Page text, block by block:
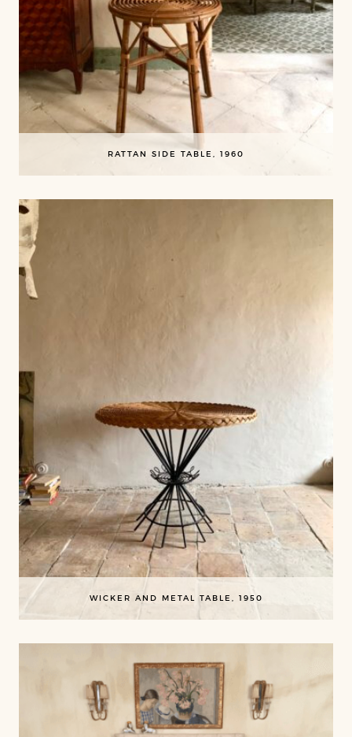
RATTAN SIDE TABLE, 1960
WICKER AND METAL TABLE, 1950